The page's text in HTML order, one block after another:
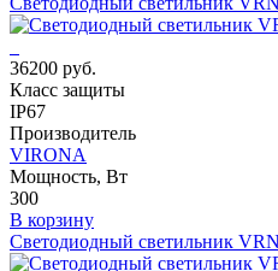
36200 руб.
Класс защиты
IP67
Производитель
VIRONA
Мощность, Вт
300
В корзину
Светодиодный светильник